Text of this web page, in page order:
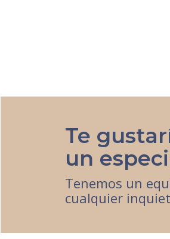
Te
un
Tenemos un
cualquier